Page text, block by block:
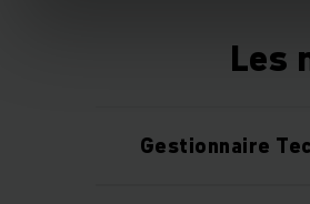
Les
Gestionnaire